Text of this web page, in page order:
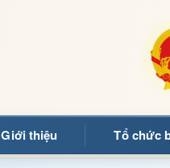
Giới thiệu Tổ chức